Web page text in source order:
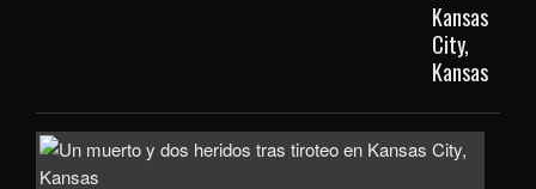
Kansas
City,
Kansas